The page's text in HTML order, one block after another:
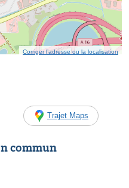
Corriger l’adresse ou la localisation
Trajet Maps
commun